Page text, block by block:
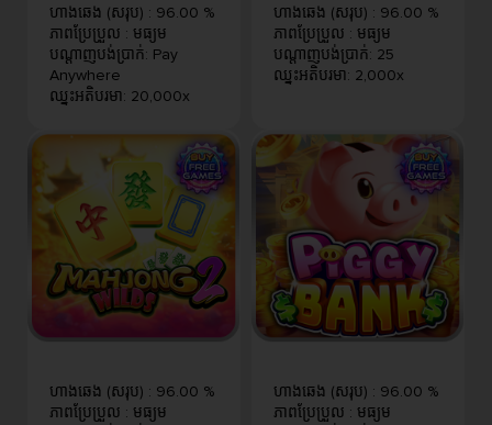
ហាងឆេង (សរុប) : 96.00 %
ភាពប្រែប្រួល : មធ្យម
បណ្តាញបង់ប្រាក់: Pay
Anywhere
ឈ្នះអតិបរមា : 20,000x
ហាងឆេង (សរុប) : 96.00 %
ភាពប្រែប្រួល : មធ្យម
បណ្តាញបង់ប្រាក់: 25
ឈ្នះអតិបរមា : 2,000x
ហាងឆេង (សរុប) : 96.00 %
ភាពប្រែប្រួល : មធ្យម
ហាងឆេង (សរុប) : 96.00 %
ភាពប្រែប្រួល : មធ្យម